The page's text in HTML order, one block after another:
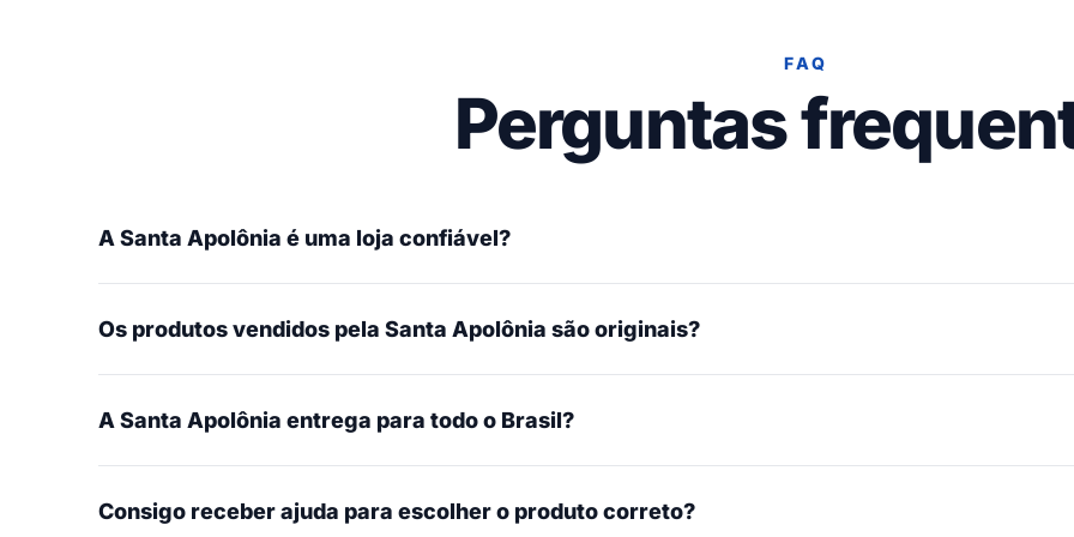
FAQ
Perguntas
A Santa Apolônia é uma loja confiável?
Os produtos vendidos pela Santa Apolônia são originais?
A Santa Apolônia entrega para todo o Brasil?
Consigo receber ajuda para escolher o produto correto?